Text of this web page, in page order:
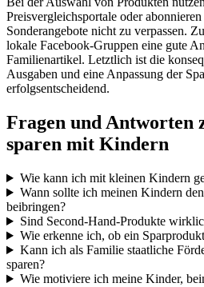
Preisvergleichsportale oder
Sonderangebote nicht zu verpassen.
lokale Facebook-Gruppen eine gute
Familienartikel. Letztlich ist die
Ausgaben und eine Anpassung der
erfolgsentscheidend.
Fragen und Antworten
sparen mit Kindern
Wie kann ich mit kleinen Kindern
Wann sollte ich meinen Kindern
beibringen?
Sind Second-Hand-Produkte
Wie erkenne ich, ob ein
Kann ich als Familie staatliche
sparen?
Wie motiviere ich meine Kinder,